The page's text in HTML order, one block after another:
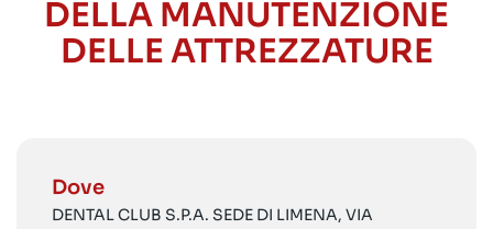
DELLA MANUTENZIONE
DELLE ATTREZZATURE
Dove
DENTAL CLUB S.P.A. SEDE DI LIMENA, VIA